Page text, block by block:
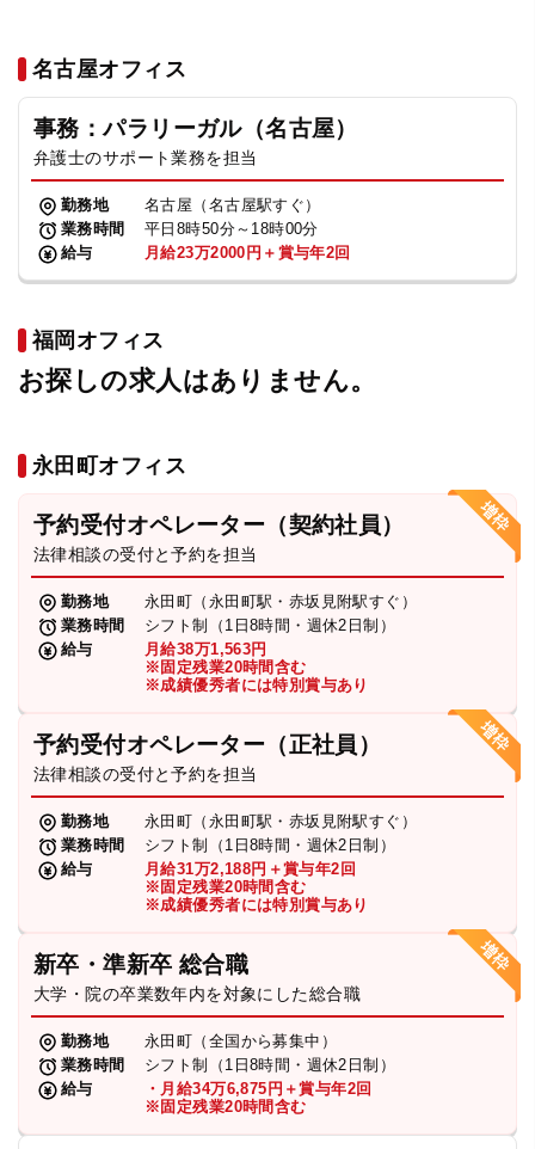
名古屋オフィス
事務：パラリーガル（名古屋）
弁護士のサポート業務を担当
勤務地
名古屋（名古屋駅すぐ）
業務時間
平日8時50分～18時00分
給与
月給23万2000円＋賞与年2回
福岡オフィス
お探しの求人はありません。
永田町オフィス
予約受付オペレーター（契約社員）
法律相談の受付と予約を担当
勤務地
永田町（永田町駅・赤坂見附駅すぐ）
業務時間
シフト制（1日8時間・週休2日制）
給与
月給38万1,563円
※固定残業20時間含む
※成績優秀者には特別賞与あり
予約受付オペレーター（正社員）
法律相談の受付と予約を担当
勤務地
永田町（永田町駅・赤坂見附駅すぐ）
業務時間
シフト制（1日8時間・週休2日制）
給与
月給31万2,188円＋賞与年2回
※固定残業20時間含む
※成績優秀者には特別賞与あり
新卒・準新卒 総合職
大学・院の卒業数年内を対象にした総合職
勤務地
永田町（全国から募集中）
業務時間
シフト制（1日8時間・週休2日制）
給与
・月給34万6,875円＋賞与年2回
※固定残業20時間含む